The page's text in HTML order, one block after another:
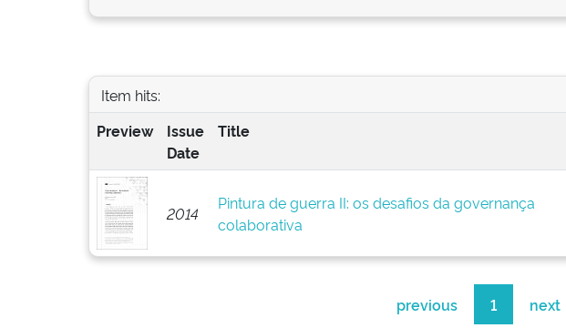
Item hits:
Preview
Issue
Date
Title
2014
Pintura de guerra II: os desafios da governança
colaborativa
previous 1 next